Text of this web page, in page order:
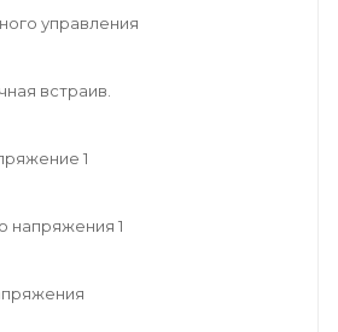
управления
встраив.
1
напряжения 1